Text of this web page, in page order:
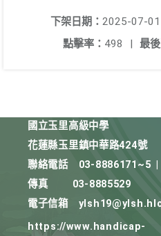
下架日期： 2025-07-01
最
點擊率： 498 |
國立玉里高級中學
花蓮縣玉里鎮中華路424號
聯絡電話
03-8886171~5
傳真
03-8885529
電子信箱
https://www.handicap-